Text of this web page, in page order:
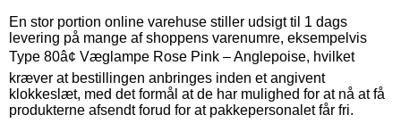
En stor portion online varehuse stiller udsigt til 1 dags
levering på mange af shoppens varenumre, eksempelvis
Type 80â¢ Væglampe Rose Pink – Anglepoise, hvilket
kræver at bestillingen anbringes inden et angivent
klokkeslæt, med det formål at de har mulighed for at nå at få
produkterne afsendt forud for at pakkepersonalet får fri.